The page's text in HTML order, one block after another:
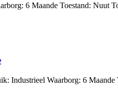
6 Maande Toestand: Nuut
Industrieel Waarborg: 6